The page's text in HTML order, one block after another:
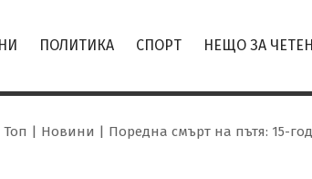
ПОЛИТИКА СПОРТ НЕЩО ЗА
Топ Новини Поредна смърт на пътя: 15-